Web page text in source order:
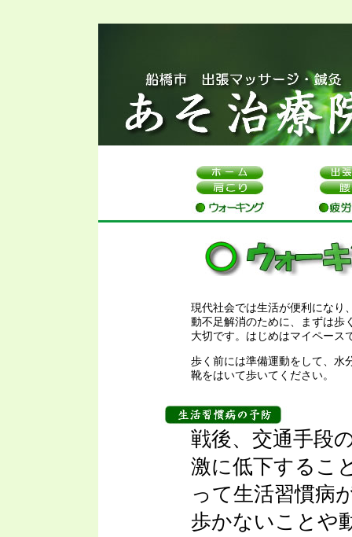
現代社会では生活が便利になり
動不足解消のために、まずは歩
大切です。はじめはマイペース
歩く前には準備運動をして、水
靴をはいて歩いてください。
戦後、交通手段
激に低下するこ
って生活習慣病
歩かないことや